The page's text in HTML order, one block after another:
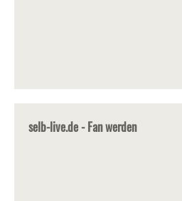
selb-live.de - Fan werden